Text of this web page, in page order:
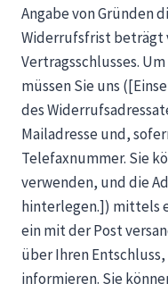
Angabe von Gründen
Widerrufsfrist beträgt
Vertragsschlusses.
müssen Sie uns
des
Mailadresse und,
Telefaxnummer. Sie
verwenden, und die
hinterlegen.]) mittels
ein mit der Post
über Ihren
informieren. Sie